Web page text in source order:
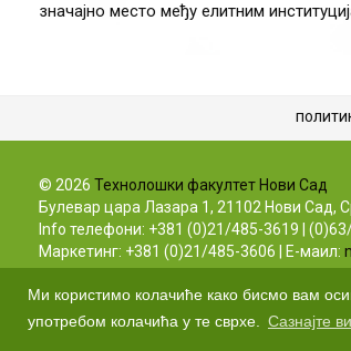
Ми користимо колачиће како бисмо вам
употребом колачића у те сврхе. Сазнајте
значајно место међу елитним
© 2026 Технолошки факултет Нови Сад
Булевар цара Лазара 1, 21102 Нови Сад,
Info телефони: +381 (0)21/485-3619 |
Маркетинг: +381 (0)21/485-3606 | Е-маил: